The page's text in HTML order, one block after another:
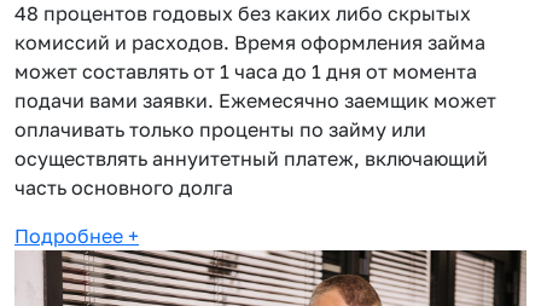
48 процентов годовых без каких либо скрытых
комиссий и расходов. Время оформления займа
может составлять от 1 часа до 1 дня от момента
подачи вами заявки. Ежемесячно заемщик может
оплачивать только проценты по займу или
осуществлять аннуитетный платеж, включающий
часть основного долга
Подробнее +